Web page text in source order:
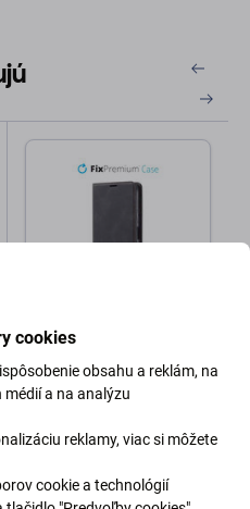
FixPremium
Business Wallet pre
iPhone 14 Pro Max,
cookies
obsahu a reklám, na
a na analýzu
reklamy, viac si môžete
cookie a technológií